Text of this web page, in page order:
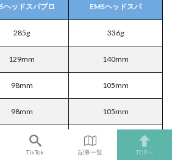
ヘッドスパプロ EMSヘッドスパ
285g 336g
129mm 140mm
98mm 105mm
98mm 105mm
3種類
低速・高速・低速反回
TikTok 記事一覧 TOPへ